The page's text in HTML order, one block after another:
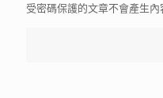
受密碼保護的文章不會產生內